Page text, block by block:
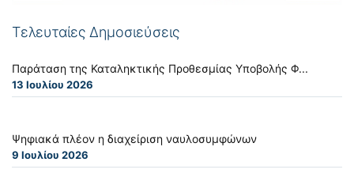
Τελευταίες Δημοσιεύσεις
Παράταση της Καταληκτικής Προθεσμίας Υποβολής Φ...
13 Ιουλίου 2026
Ψηφιακά πλέον η διαχείριση ναυλοσυμφώνων
9 Ιουλίου 2026